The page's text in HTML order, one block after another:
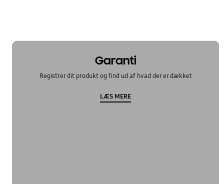
Garanti
Registrer dit produkt og find ud af hvad der er dækket
LÆS MERE